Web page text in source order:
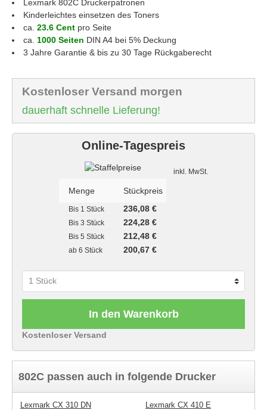
Lexmark 802C Druckerpatronen
Kinderleichtes einsetzen des Toners
ca. 23.6 Cent pro Seite
ca. 1000 Seiten DIN A4 bei 5% Deckung
3 Jahre Garantie & bis zu 30 Tage Rückgaberecht
Kostenloser Versand morgen
dauerhaft schnelle Lieferung!
Online-Tagespreis
Staffelpreise
Menge Stückpreis
Bis 1 Stück 236,08 €
Bis3 Stück 224,28 €
Bis5 Stück 212,48 €
ab6 Stück 200,67 €
inkl. MwSt.
In den Warenkorb
Kostenloser Versand
802C passen auch in folgende Drucker
Lexmark CX 310 DN
Lexmark CX 410 E